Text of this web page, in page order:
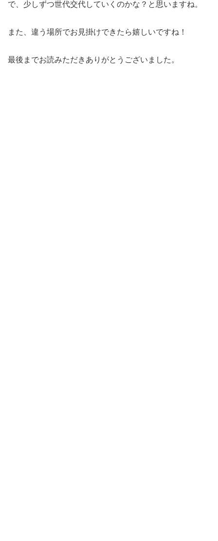
で、少しずつ世代交代していくのかな？と思いますね。
また、違う場所でお見掛けできたら嬉しいですね！
最後までお読みただきありがとうございました。